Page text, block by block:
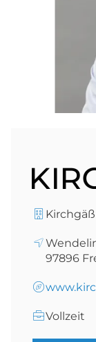
97896
Vollzeit